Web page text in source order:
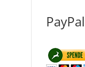
PayPal